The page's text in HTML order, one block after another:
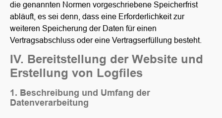
die genannten Normen vorgeschriebene Speicherfrist
abläuft, es sei denn, dass eine Erforderlichkeit zur
weiteren Speicherung der Daten für einen
Vertragsabschluss oder eine Vertragserfüllung besteht.
IV. Bereitstellung der Website und
Erstellung von Logfiles
1. Beschreibung und Umfang der
Datenverarbeitung